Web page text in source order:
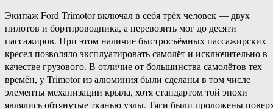
Экипаж Ford Trimotor включал в себя трёх человек — двух
пилотов и бортпроводника, а перевозить мог до десяти
пассажиров. При этом наличие быстросъёмных пассажирских
кресел позволяло эксплуатировать самолёт и исключительно в
качестве грузового. В отличие от большинства самолётов тех
времён, у Trimotor из алюминия были сделаны в том числе
элементы механизации крыла, хотя стандартом той эпохи
являлись обтянутые тканью узлы. Тяги были проложены